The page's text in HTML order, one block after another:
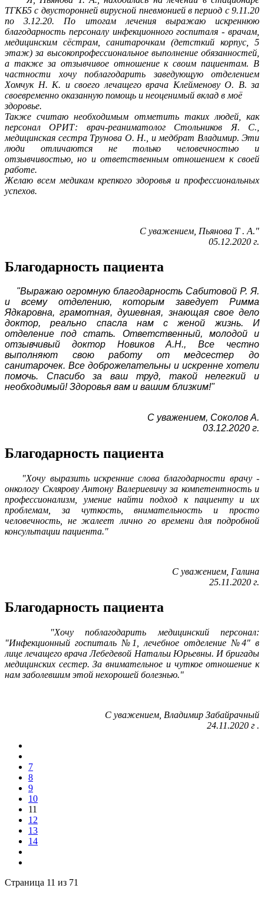
ТГКБ5 с двусторонней вирусной пневмонией в период с 9.11.20
по 3.12.20. По итогам лечения выражаю искреннюю
благодарность персоналу инфекционного госпиталя - врачам,
медицинским сёстрам, санитарочкам (детсткий корпус, 5
этаж) за высокопрофессиональное выполнение обязанностей,
а также за отзывчивое отношение к своим пациентам. В
частности хочу поблагодарить заведующую отделением
Хомчук Н. К. и своего лечащего врача Клейменову О. В. за
своевременно оказанную помощь и неоценимый вклад в моё
здоровье.
Также считаю необходимым отметить таких людей, как
персонал ОРИТ: врач-реаниматолог Стольников Я. С.,
медицинская сестра Трунова О. Н., и медбрат Владимир. Эти
люди отличаются не только человечностью и
отзывчивостью, но и ответственным отношением к своей
работе.
Желаю всем медикам крепкого здоровья и профессиональных
успехов.
С уважением, Пьянова Т. А."
05.12.2020 г.
Благодарность пациента
"Выражаю огромную благодарность Сабитовой Р. Я.
и всему отделению, которым заведует Римма
Ядкаровна, грамотная, душевная, знающая свое дело
доктор, реально спасла нам с женой жизнь. И
отделение под стать. Ответственный, молодой и
отзывчивый доктор Новиков А.Н., Все честно
выполняют свою работу от медсестер до
санитарочек. Все доброжелательны и искренне хотели
помочь. Спасибо за ваш труд, такой нелегкий и
необходимый! Здоровья вам и вашим близким!"
С уважением, Соколов А.
03.12.2020 г.
Благодарность пациента
"Хочу выразить искренние слова благодарности врачу-
онкологу Склярову Антону Валериевичу за компетентность и
профессионализм, умение найти подход к пациенту и их
проблемам, за чуткость, внимательность и просто
человечность, нежалеетлично го времени для подробной
консультации пациента."
С уважением, Галина
25.11.2020 г.
Благодарность пациента
"Хочу поблагодарить медицинский персонал:
"Инфекционный госпиталь №1, лечебное отделение №4" в
лице лечащего врача Лебедевой Натальи Юрьевны. И бригады
медицинских сестер. За внимательное и чуткое отношение к
нам заболевшим этой нехорошей болезнью."
С уважением, Владимир Забайрачный
24.11.2020 г .
7
8
9
10
11
12
13
14
Страница 11 из 71